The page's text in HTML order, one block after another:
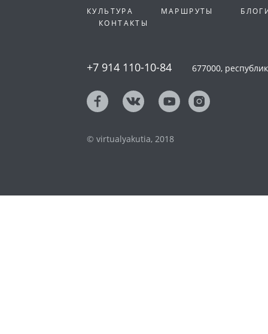
КУЛЬТУРА МАРШРУТЫ
КОНТАКТЫ
+7 914 110-10-84 677000,
© virtualyakutia, 2018